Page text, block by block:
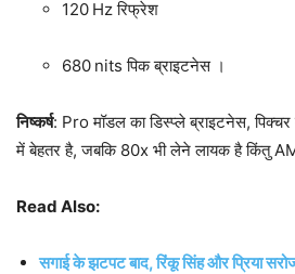
120 Hz रिफ्रेश
680 nits पिक ब्राइटनेस ।
निष्कर्ष: Pro मॉडल का डिस्प्ले ब्राइटनेस,
में बेहतर है, जबकि 80x भी लेने लायक है किंतु
Read Also:
सगाई के झटपट बाद, रिंकू सिंह और प्रिया